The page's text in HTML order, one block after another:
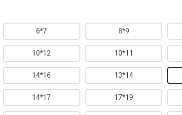
6*7 8*9
10*12 10*11
14*16 13*14
14*17 17*19